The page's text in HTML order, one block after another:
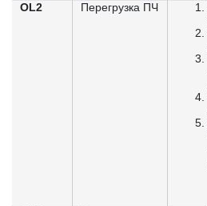
OL2 Перегрузка ПЧ